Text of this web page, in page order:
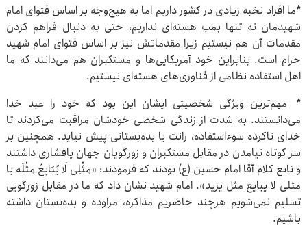
*ما افراد نخبه‌ زیادی در کشور داریم اما به هیچ‌وجه بر اساس فتوای امام
شهیدمان نه تنها بمب هسته‌ای نداریم، حتی به دنبال فراهم کردن
مقدمات آن هم نیستیم زیرا مقدماتش نیز بر اساس فتوای امام شهید
حرام است. بنابراین خود آمریکایی‌ها و مستکبران هم می‌دانند که ما
اهل استفاده نظامی از فناوری‌های هسته‌ای نیستیم.
* مهم‌ترین ویژگی شخصیتی ایشان این بود که خود را عبد خدا
می‌دانستند. به‌ شدت از زندگی شخصی‌ خودشان مراقبت می‌کردند تا
خدای ناکرده سوءاستفاده، رانت یا بده‌بستانی پیش نیاید. همچنین بر
سر کوتاه نیامدن در مقابل مستکبران و زورگویان جهان پافشاری داشتند
و تابع کلام آقا امام حسین (ع) بودند که فرمودند: «مِثْلِی‌ لَا یُبَایِعُ‌ مِثْلَه یا
مثلی لا یبایع مثل یزید». امام شهید نشان داد که ما در مقابل زورگویی
تسلیم نمی‌شویم هرچند حاضریم مذاکره، مراوده و بده‌بستان داشته
باشیم.